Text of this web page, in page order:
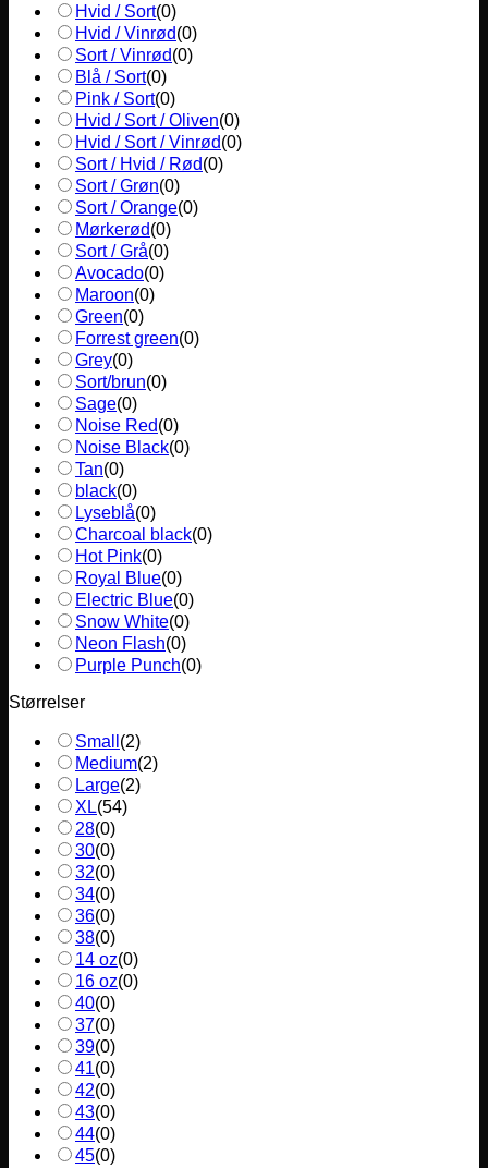
Hvid / Sort(0)
Hvid / Vinrød(0)
Sort / Vinrød(0)
Blå / Sort(0)
Pink / Sort(0)
Hvid / Sort / Oliven(0)
Hvid / Sort / Vinrød(0)
Sort / Hvid / Rød(0)
Sort / Grøn(0)
Sort / Orange(0)
Mørkerød(0)
Sort / Grå(0)
Avocado(0)
Maroon(0)
Green(0)
Forrest green(0)
Grey(0)
Sort/brun(0)
Sage(0)
Noise Red(0)
Noise Black(0)
Tan(0)
black(0)
Lyseblå(0)
Charcoal black(0)
Hot Pink(0)
Royal Blue(0)
Electric Blue(0)
Snow White(0)
Neon Flash(0)
Purple Punch(0)
Størrelser
Small (2)
Medium(2)
Large(2)
XL(54)
28(0)
30(0)
32(0)
34(0)
36(0)
38(0)
14 oz(0)
16 oz(0)
40(0)
37(0)
39(0)
41(0)
42(0)
43(0)
44(0)
45(0)